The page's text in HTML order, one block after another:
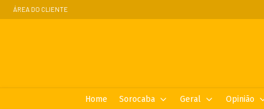
ÁREA DO CLIENTE
Home Sorocaba Geral Opinião